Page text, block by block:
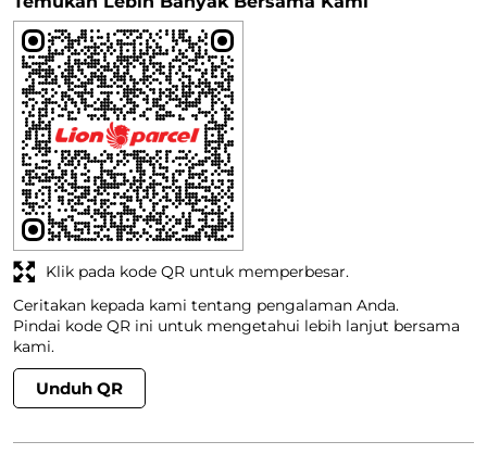
Ceritakan kepada kami tentang pengalaman Anda.
Pindai kode QR ini untuk mengetahui lebih lanjut bersama
kami.
Unduh QR
Klik pada kode QR untuk memperbesar.